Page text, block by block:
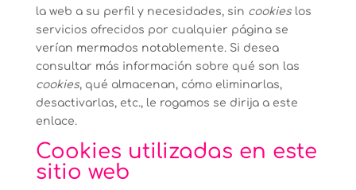
la web a su perfil y necesidades, sin cookieslos
servicios ofrecidos por cualquier página se
verían mermados notablemente. Si desea
consultar más información sobre qué son las
cookies, qué almacenan, cómo eliminarlas,
desactivarlas, etc., le rogamos se dirija a este
enlace.
Cookies utilizadas en este
sitio web